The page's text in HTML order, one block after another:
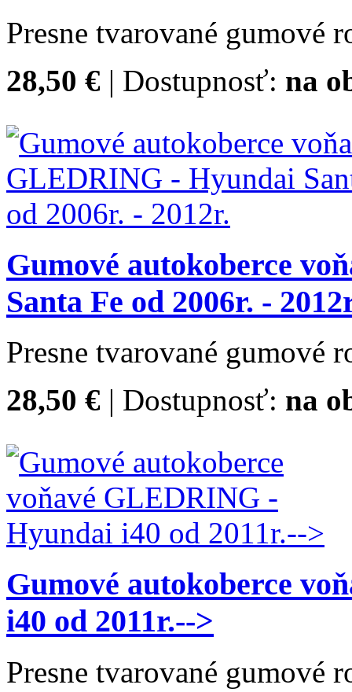
Presne tvarované gumové
28,50 € | Dostupnosť: na
Gumové autokoberce
Santa Fe od 2006r. -
Presne tvarované gumové
28,50 € | Dostupnosť: na
Gumové autokoberce
i40 od 2011r.-->
Presne tvarované gumové